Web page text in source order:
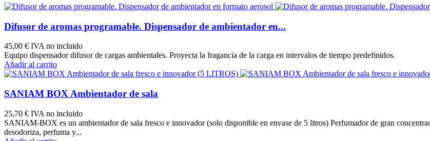
Difusor de aromas programable. Dispensador de ambientador en...
45,00 € IVA no incluido
Equipo dispensador difusor de cargas ambientales. Proyecta la fragancia de la carga en intervalos de tiempo predefinidos.
Añadir al carrito
SANIAM BOX Ambientador de sala
25,70 € IVA no incluido
SANIAM-BOX es un ambientador de sala fresco e innovador (solo disponible en envase de 5 litros) Perfumador de gran
desodoriza, perfuma y...